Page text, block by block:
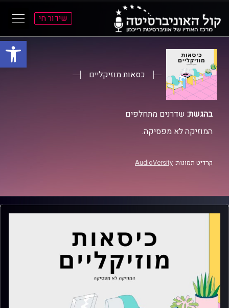
פתח
הראשי
הראשי
שידור חי
כסאות מוזיקליים
בהגשת: שדרנים מתחלפים
המוזיקה לא מפסיקה.
קרדיט תמונות: AudioVersity